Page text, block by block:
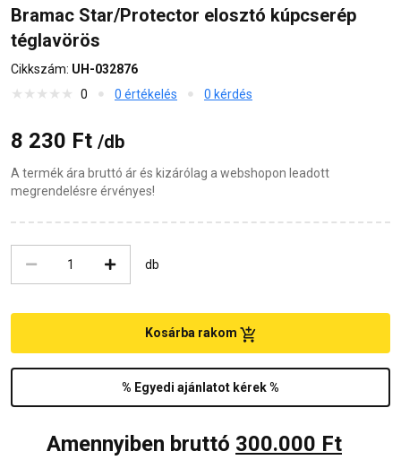
Bramac Star/Protector elosztó kúpcserép
téglavörös
Cikkszám: UH-032876
0
0 értékelés 0 kérdés
8 230 Ft /db
A termék ára bruttó ár és kizárólag a webshopon leadott
megrendelésre érvényes!
db
% Egyedi ajánlatot kérek %
Kosárba rakom
Amennyiben bruttó 300.000 Ft